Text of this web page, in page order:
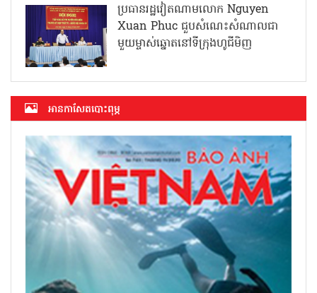
ប្រធានរដ្ឋវៀតណាមលោក Nguyen
Xuan Phuc ជួបសំណេះសំណាលជា
មួយម្ចាស់ឆ្នោតនៅទីក្រុងហូជីមិញ
អាន​កាសែត​បោះពុម្ភ